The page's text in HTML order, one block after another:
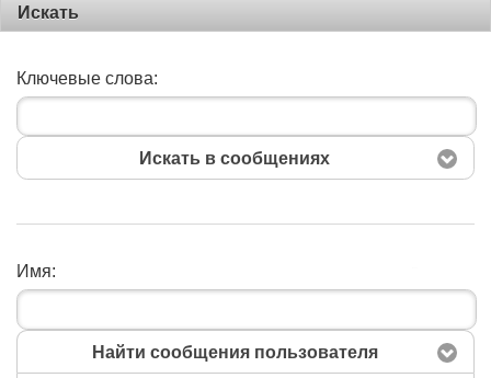
Искать
Ключевые слова:
Искать в сообщениях
Имя:
Найти сообщения пользователя